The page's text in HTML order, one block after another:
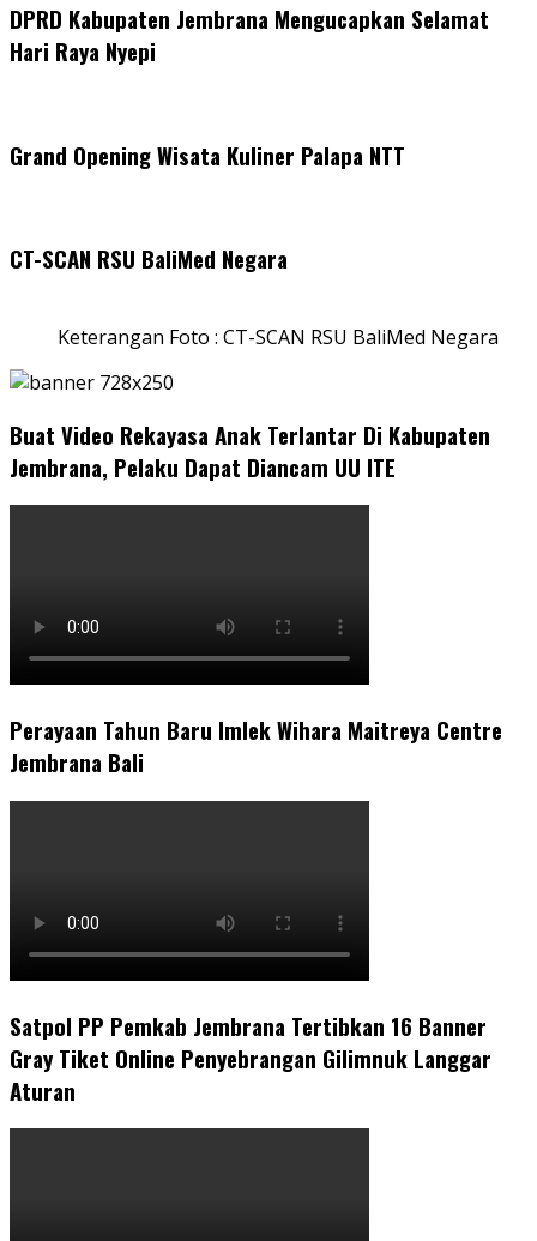
DPRD Kabupaten Jembrana Mengucapkan Selamat
Hari Raya Nyepi
Grand Opening Wisata Kuliner Palapa NTT
CT-SCAN RSU BaliMed Negara
Keterangan Foto : CT-SCAN RSU BaliMed Negara
Buat Video Rekayasa Anak Terlantar Di Kabupaten
Jembrana, Pelaku Dapat Diancam UU ITE
Perayaan Tahun Baru Imlek Wihara Maitreya Centre
Jembrana Bali
Satpol PP Pemkab Jembrana Tertibkan 16 Banner
Gray Tiket Online Penyebrangan Gilimnuk Langgar
Aturan